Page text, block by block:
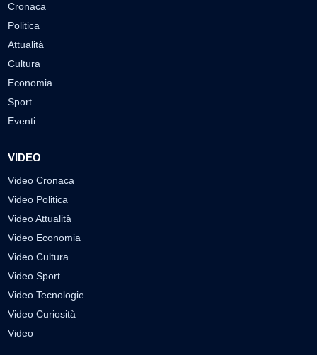
Cronaca
Politica
Attualità
Cultura
Economia
Sport
Eventi
VIDEO
Video Cronaca
Video Politica
Video Attualità
Video Economia
Video Cultura
Video Sport
Video Tecnologie
Video Curiosità
Video